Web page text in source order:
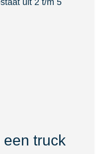
uit 2 t/m 5
truck